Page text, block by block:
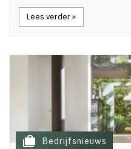
Lees verder »
cases Bedrijfsnieuws